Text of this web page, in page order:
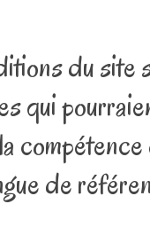
du site
qui
de